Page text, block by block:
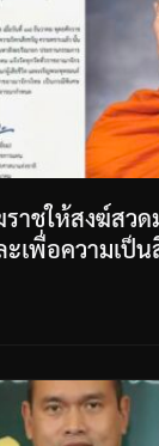
าชให้สงฆ์สว
เพื่อความเป็น